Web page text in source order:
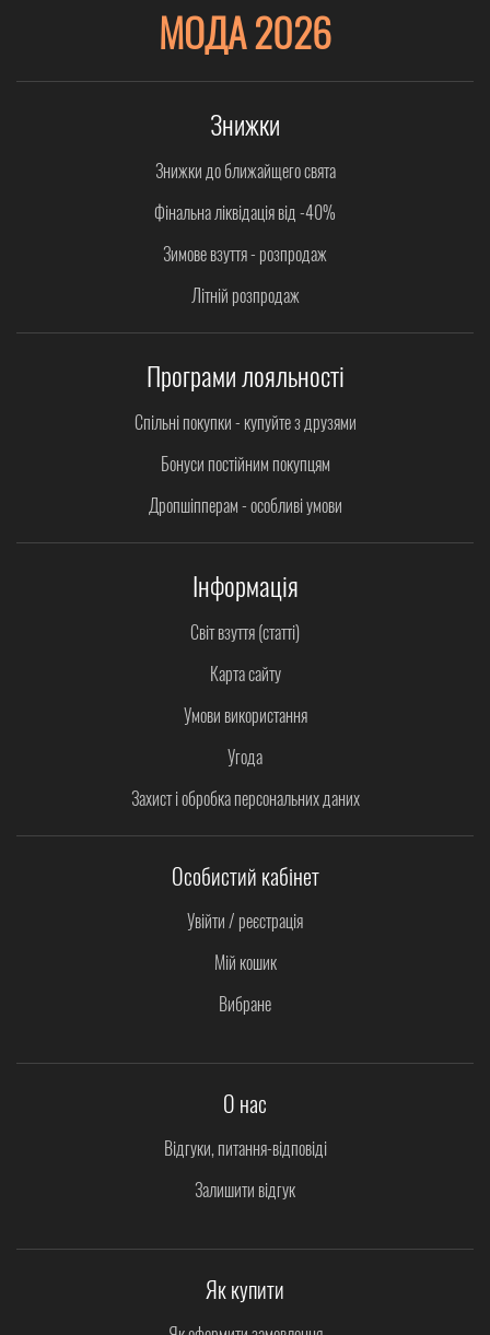
МОДА 2026
Знижки
Знижки до ближайщего свята
Фінальна ліквідація від -40%
Зимове взуття - розпродаж
Літній розпродаж
Програми лояльності
Спільні покупки - купуйте з друзями
Бонуси постійним покупцям
Дропшіпперам - особливі умови
Інформація
Світ взуття (статті)
Карта сайту
Умови використання
Угода
Захист і обробка персональних даних
Особистий кабінет
Увійти / реєстрація
Мій кошик
Вибране
О нас
Відгуки, питання-відповіді
Залишити відгук
Як купити